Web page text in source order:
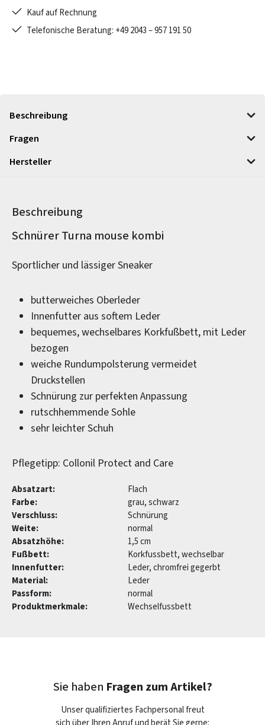
Kauf auf Rechnung
Telefonische Beratung: +49 2043 – 957 191 50
Beschreibung
Fragen
Hersteller
Beschreibung
Produktinformationen
Schnürer Turna mouse kombi
Sportlicher und lässiger Sneaker
butterweiches Oberleder
Innenfutter aus softem Leder
bequemes, wechselbares Korkfußbett, mit Leder
bezogen
weiche Rundumpolsterung vermeidet
Druckstellen
Schnürung zur perfekten Anpassung
rutschhemmende Sohle
sehr leichter Schuh
Pflegetipp: Collonil Protect and Care
Absatzart:
Flach
Farbe:
grau, schwarz
Verschluss:
Schnürung
Weite:
normal
Absatzhöhe:
1,5 cm
Fußbett:
Korkfussbett, wechselbar
Innenfutter:
Leder, chromfrei gegerbt
Material:
Leder
Passform:
normal
Produktmerkmale:
Wechselfussbett
Sie haben Fragen zum Artikel?
Unser qualifiziertes Fachpersonal freut